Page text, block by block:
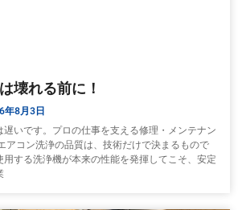
壊れる前に！
年8月3日
いです。プロの仕事を支える修理・メンテナン
アコン洗浄の品質は、技術だけで決まるもので
用する洗浄機が本来の性能を発揮してこそ、安定